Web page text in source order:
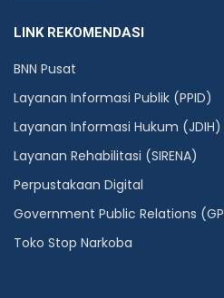
LINK REKOMENDASI
BNN Pusat
Layanan Informasi Publik (PPID)
Layanan Informasi Hukum (JDIH)
Layanan Rehabilitasi (SIRENA)
Perpustakaan Digital
Government Public Relations
Toko Stop Narkoba